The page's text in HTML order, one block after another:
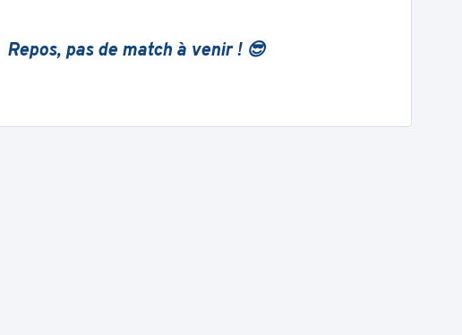
Repos, pas de match à venir ! 😎